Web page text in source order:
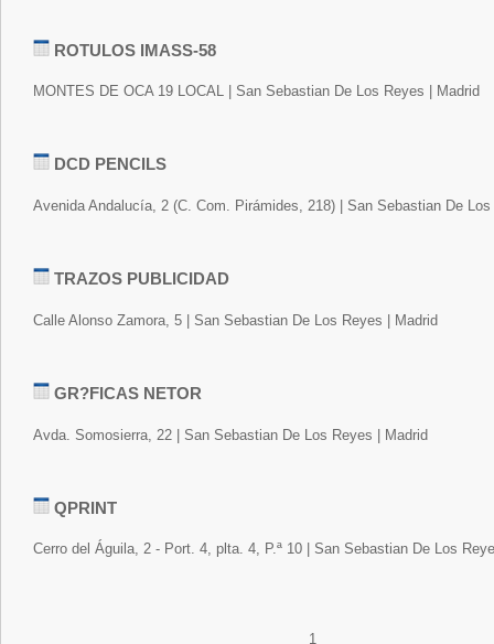
ROTULOS IMASS-58
MONTES DE OCA 19 LOCAL | San Sebastian De Los Reyes | Madrid
DCD PENCILS
Avenida Andalucía, 2 (C. Com. Pirámides, 218) | San Sebastian De
TRAZOS PUBLICIDAD
Calle Alonso Zamora, 5 | San Sebastian De Los Reyes | Madrid
GR?FICAS NETOR
Avda. Somosierra, 22 | San Sebastian De Los Reyes | Madrid
QPRINT
Cerro del Águila, 2 - Port. 4, plta. 4, P.ª 10 | San Sebastian De Los
1